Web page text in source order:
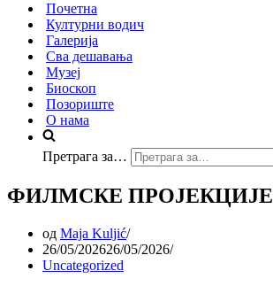
Почетна
Културни водич
Галерија
Сва дешавања
Музеј
Биоскоп
Позориште
О нама
Претрага за…
ФИЛМСКЕ ПРОЈЕКЦИЈЕ
од Maja Kuljić
26/05/202626/05/2026
Uncategorized